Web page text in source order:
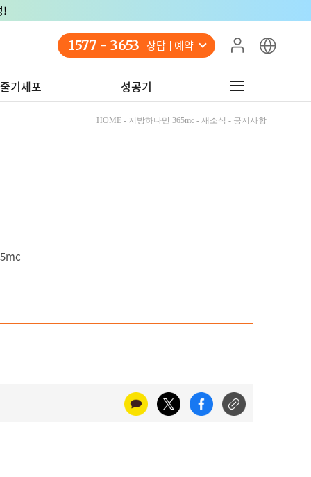
!
1577 - 3653 상담 예약
기세포 성공기
HOME - 지방하나만 365mc - 새소식 - 공지사항